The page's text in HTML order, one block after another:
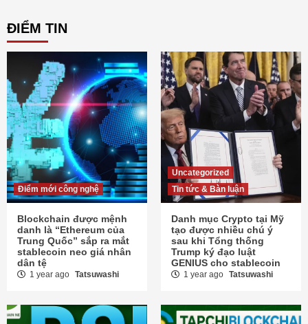
ĐIỂM TIN
Điểm mới công nghệ
Blockchain được mệnh
danh là “Ethereum của
Trung Quốc” sắp ra mắt
stablecoin neo giá nhân
dân tệ
1 year ago Tatsuwashi
Uncategorized
Tin tức & Bàn luận
Danh mục Crypto tại Mỹ
tạo được nhiều chú ý
sau khi Tổng thống
Trump ký đạo luật
GENIUS cho stablecoin
1 year ago Tatsuwashi